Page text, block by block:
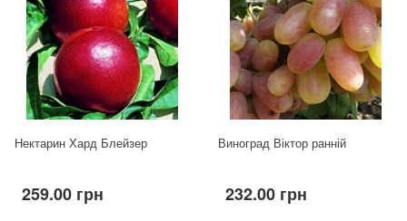
Нектарин Хард Блейзер
259.00 грн
Виноград Віктор ранній
232.00 грн